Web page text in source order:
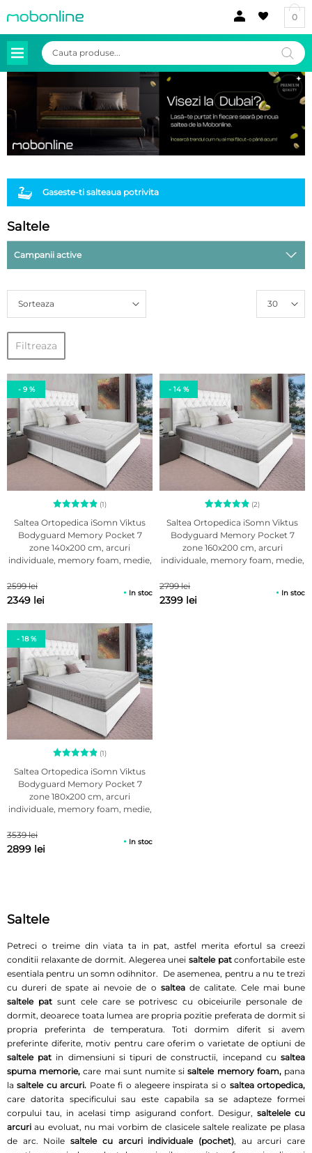
0
Products
search
Gaseste-ti salteaua potrivita
Saltele
Campanii active
30
Sorteaza
Filtreaza
- 9 %
Evaluat la
5.00
din 5 pe
baza unei
singure
evaluări
(1)
Saltea Ortopedica iSomn Viktus
Bodyguard Memory Pocket 7
zone 140x200 cm, arcuri
individuale, memory foam, medie,
antialergica, detasabila, lavabila
2599 lei
2349 lei
In stoc
- 14 %
Evaluat la
5.00
din 5 pe
baza a
2
evaluări
(2)
Saltea Ortopedica iSomn Viktus
Bodyguard Memory Pocket 7
zone 160x200 cm, arcuri
individuale, memory foam, medie,
antialergica, detasabila, lavabila
2799 lei
2399 lei
In stoc
- 18 %
Evaluat la
5.00
din 5 pe
baza unei
singure
evaluări
(1)
Saltea Ortopedica iSomn Viktus
Bodyguard Memory Pocket 7
zone 180x200 cm, arcuri
individuale, memory foam, medie,
antialergica, detasabila, lavabila
3539 lei
2899 lei
In stoc
Saltele
Petreci o treime din viata ta in pat, astfel merita efortul sa creezi
conditii relaxante de dormit. Alegerea unei saltele patconfortabile este
esentiala pentru un somn odihnitor. De asemenea, pentru a nu te trezi
cu dureri de spate ai nevoie de o salteade calitate. Cele mai bune
saltele patsunt cele care se potrivesc cu obiceiurile personale de
dormit, deoarece toata lumea are propria pozitie preferata de dormit si
propria preferinta de temperatura. Toti dormim diferit si avem
preferinte diferite, motiv pentru care oferim o varietate de optiuni de
saltele pat in dimensiuni si tipuri de constructii, incepand cusaltea
spuma memorie,care mai sunt numite si saltele memory foam, pana
lasaltele cu arcuri. Poate fi o alegeere inspirata si o saltea ortopedica,
care datorita specificului sau este capabila sa se adapteze formei
corpului tau, in acelasi timp asigurand confort. Desigur, saltelele cu
arcuri au evoluat, nu mai vorbim de clasicele saltele realizate pe plasa
de arc. Noilesaltele cu arcuri individuale (pochet), au arcuri care